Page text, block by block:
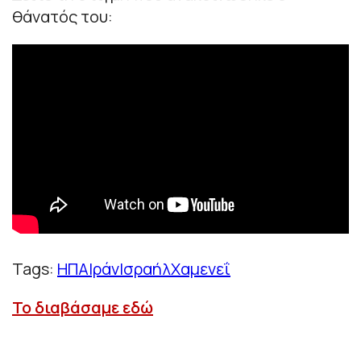
θάνατός του:
Tags: ΗΠΑΙράνΙσραήλΧαμενεΐ
Το διαβάσαμε εδώ